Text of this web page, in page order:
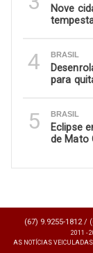
Nove
4 BRASIL
para
5 BRASIL
Eclipse
de Mato
(67) 9.9255-1812 /
2011 -
AS NOTÍCIAS